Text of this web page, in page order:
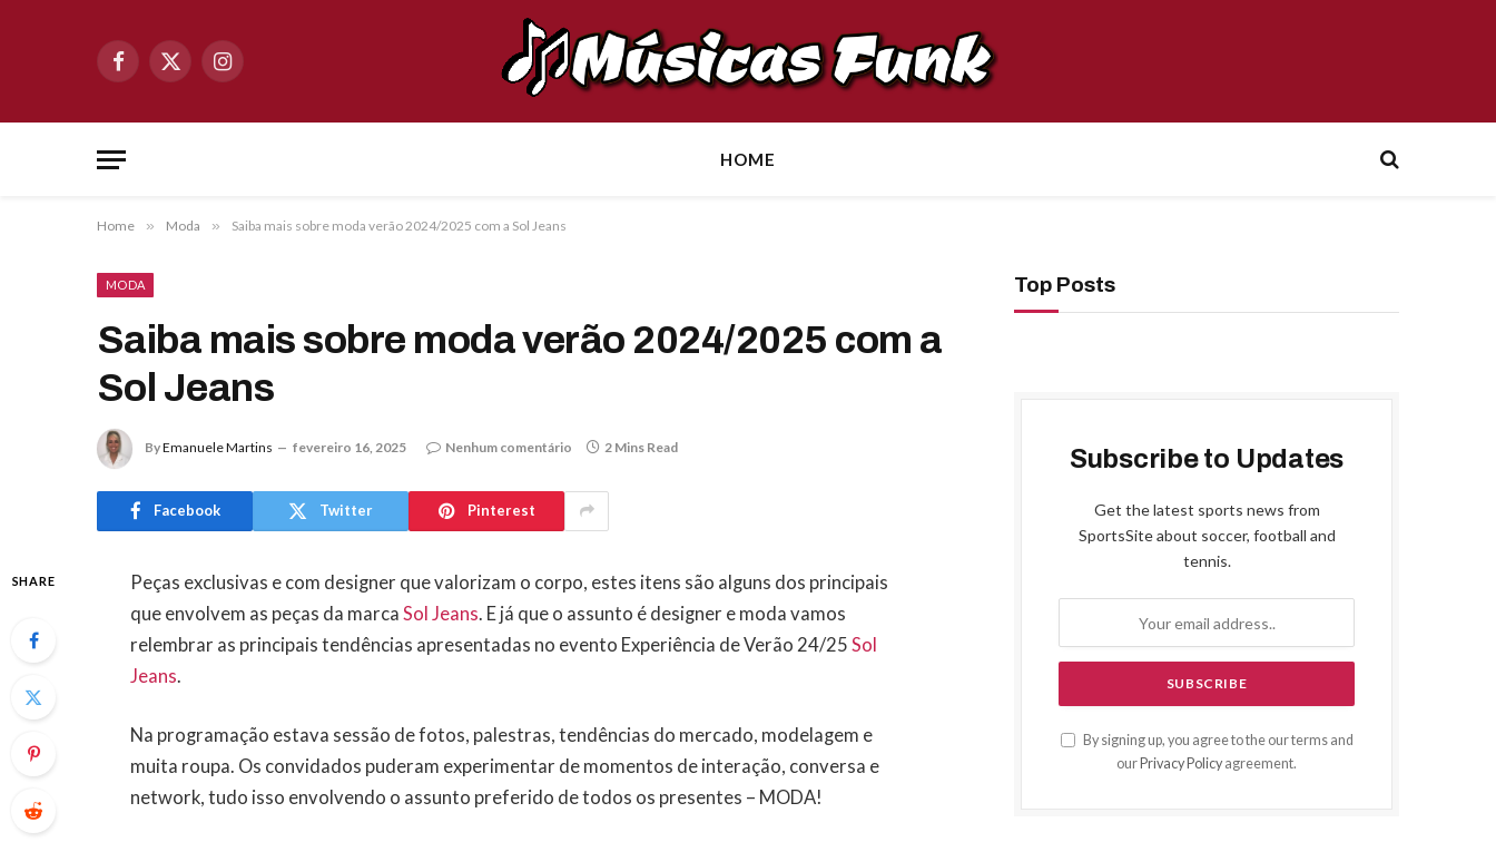
Facebook
X
Instagram
HOME
Home » Moda » Saiba mais sobre moda verão 2024/2025 com a Sol Jeans
MODA
Saiba mais sobre moda verão 2024/2025 com a
Sol Jeans
ByEmanuele Martins fevereiro 16, 2025 Nenhum comentário 2 Mins Read
Facebook Twitter Pinterest
SHARE
Peças exclusivas e com designer que valorizam o corpo, estes itens são alguns dos principais
que envolvem as peças da marcaSol Jeans. E já que o assunto é designer e moda vamos
relembrar as principais tendências apresentadas no evento Experiência de Verão 24/25Sol
Jeans.
Na programação estava sessão de fotos, palestras, tendências do mercado, modelagem e
muita roupa. Os convidados puderam experimentar de momentos de interação, conversa e
network, tudo isso envolvendo o assunto preferido de todos os presentes – MODA!
Top Posts
Subscribe to Updates
Get the latest sports news from
SportsSite about soccer, football and
tennis.
By signing up, you agree to the our terms and
our Privacy Policy agreement.